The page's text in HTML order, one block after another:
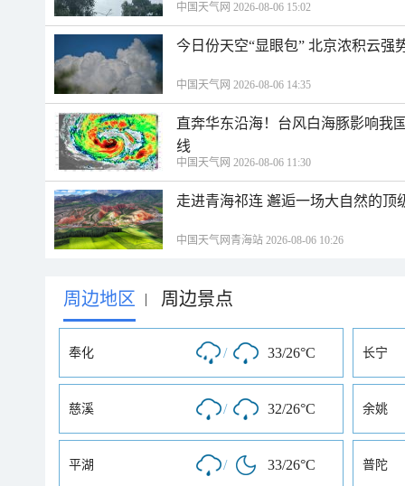
中国天气网 2026-08-06 15:02
今日份天空“显眼包” 北京浓积云强
中国天气网 2026-08-06 14:35
直奔华东沿海！台风白海豚影响我
线
中国天气网 2026-08-06 11:30
走进青海祁连 邂逅一场大自然的顶
中国天气网青海站 2026-08-06 10:26
周边地区 | 周边景点
奉化 / 33/26°C 长宁
慈溪 / 32/26°C 余姚
平湖 / 33/26°C 普陀